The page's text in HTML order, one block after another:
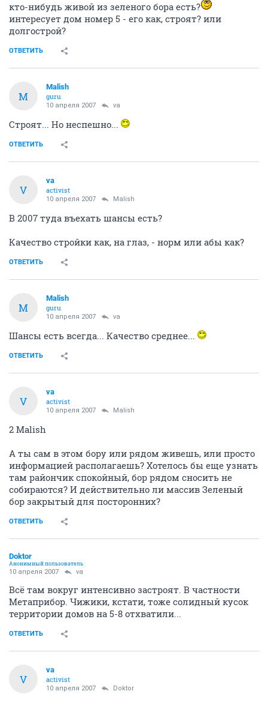
кто-нибудь живой из зеленого бора есть?
интересует дом номер 5 - его как, строят? или
долгострой?
ОТВЕТИТЬ
M
Malish
guru
10 апреля 2007 va
Строят... Но неспешно...
ОТВЕТИТЬ
V
va
activist
10 апреля 2007 Malish
В 2007 туда въехать шансы есть?
Качество стройки как, на глаз, - норм или абы как?
ОТВЕТИТЬ
M
Malish
guru
10 апреля 2007 va
Шансы есть всегда... Качество среднее...
ОТВЕТИТЬ
V
va
activist
10 апреля 2007 Malish
2 Malish
А ты сам в этом бору или рядом живешь, или просто
информацией располагаешь? Хотелось бы еще узнать
там райончик спокойный, бор рядом сносить не
собираются? И действительно ли массив Зеленый
бор закрытый для посторонних?
ОТВЕТИТЬ
Doktor
Анонимный пользователь
10 апреля 2007 va
Всё там вокруг интенсивно застроят. В частности
Метаприбор. Чижики, кстати, тоже солидный кусок
территории домов на 5-8 отхватили...
ОТВЕТИТЬ
V
va
activist
10 апреля 2007 Doktor